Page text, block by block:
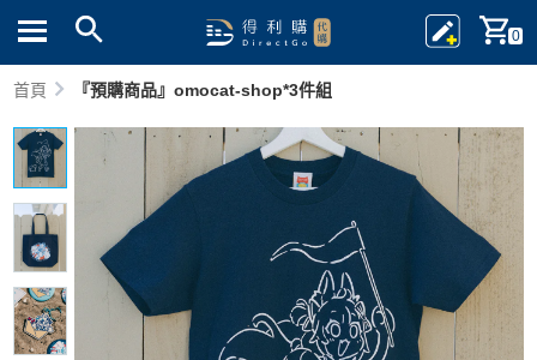
0
首頁 『預購商品』omocat-shop*3件組